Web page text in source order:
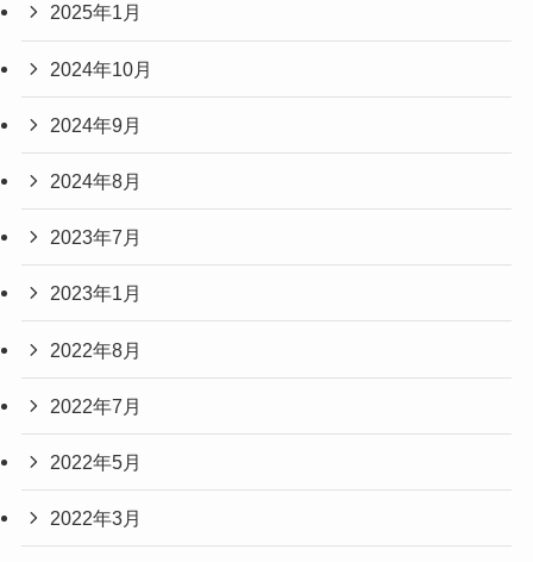
2025年1月
2024年10月
2024年9月
2024年8月
2023年7月
2023年1月
2022年8月
2022年7月
2022年5月
2022年3月